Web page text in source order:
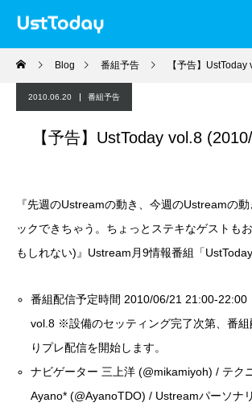
Blog 番組予告 【予告】
2010.06.20 番組予告
【予告】UstToday vol.8
『先週のUstreamの動き、今週のUstreamの
ックできちゃう。ちょっとステキなゲストも
もしれない)』Ustream月9情報番組「UstToday
番組配信予定時間 2010/06/21 21:00-22:00
vol.8 ※設備のセッティング完了次第、番組
りプレ配信を開始します。
ナビゲーター 三上洋 (@mikamiyoh) / テク
Ayano* (@AyanoTDO) / Ustreamパーソナ